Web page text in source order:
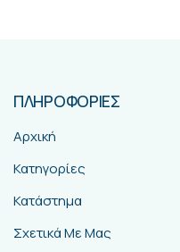
ΠΛΗΡΟΦΟΡΙΕΣ
Αρχική
Κατηγορίες
Κατάστημα
Σχετικά Με Μας